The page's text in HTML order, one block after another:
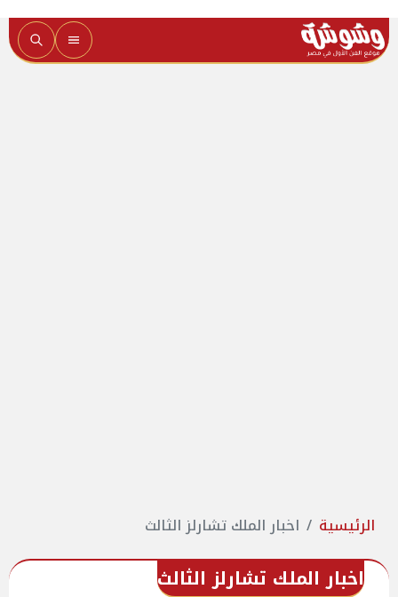
الرئيسية اخبار الملك تشارلز الثالث
اخبار الملك تشارلز الثالث